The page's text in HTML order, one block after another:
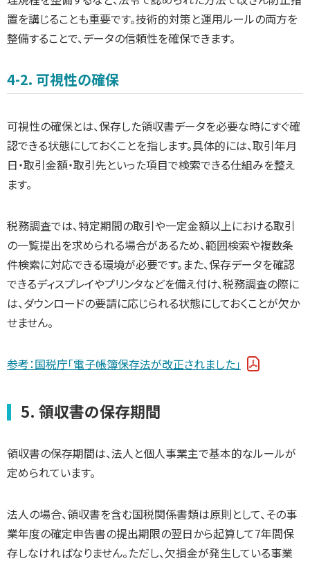
置を講じることも重要です。技術的対策と運用ルールの両方を
整備することで、データの信頼性を確保できます。
4-2. 可視性の確保
可視性の確保とは、保存した領収書データを必要な時にすぐ確
認できる状態にしておくことを指します。具体的には、取引年月
日・取引金額・取引先といった項目で検索できる仕組みを整え
ます。
税務調査では、特定期間の取引や一定金額以上における取引
の一覧提出を求められる場合があるため、範囲検索や複数条
件検索に対応できる環境が必要です。また、保存データを確認
できるディスプレイやプリンタなどを備え付け、税務調査の際に
は、ダウンロードの要請に応じられる状態にしておくことが欠か
せません。
参考：国税庁「電子帳簿保存法が改正されました」
5. 領収書の保存期間
領収書の保存期間は、法人と個人事業主で基本的なルールが
定められています。
法人の場合、領収書を含む国税関係書類は原則として、その事
業年度の確定申告書の提出期限の翌日から起算して7年間保
存しなければなりません。ただし、欠損金が発生している事業